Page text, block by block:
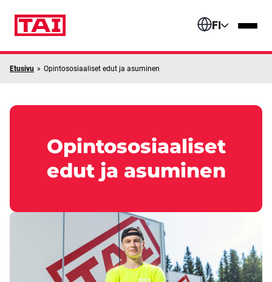
FI
Etusivu » Opintososiaaliset edut ja asuminen
Opintososiaaliset
edut ja asuminen